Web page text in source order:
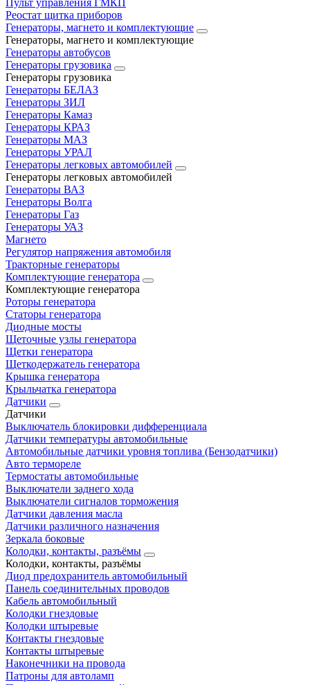
Пульт управления ГМКП
Реостат щитка приборов
Генераторы, магнето и комплектующие
Генераторы, магнето и комплектующие
Генераторы автобусов
Генераторы грузовика
Генераторы грузовика
Генераторы БЕЛАЗ
Генераторы ЗИЛ
Генераторы Камаз
Генераторы КРАЗ
Генераторы МАЗ
Генераторы УРАЛ
Генераторы легковых автомобилей
Генераторы легковых автомобилей
Генераторы ВАЗ
Генераторы Волга
Генераторы Газ
Генераторы УАЗ
Магнето
Регулятор напряжения автомобиля
Тракторные генераторы
Комплектующие генератора
Комплектующие генератора
Роторы генератора
Статоры генератора
Диодные мосты
Щеточные узлы генератора
Щетки генератора
Щеткодержатель генератора
Крышка генератора
Крыльчатка генератора
Датчики
Датчики
Выключатель блокировки дифференциала
Датчики температуры автомобильные
Автомобильные датчики уровня топлива (Бензодатчики)
Авто термореле
Термостаты автомобильные
Выключатели заднего хода
Выключатели сигналов торможения
Датчики давления масла
Датчики различного назначения
Зеркала боковые
Колодки, контакты, разъёмы
Колодки, контакты, разъёмы
Диод предохранитель автомобильный
Панель соединительных проводов
Кабель автомобильный
Колодки гнездовые
Колодки штыревые
Контакты гнездовые
Контакты штыревые
Наконечники на провода
Патроны для автоламп